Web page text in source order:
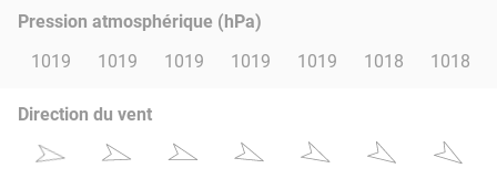
Pression atmosphérique (hPa)
1019
1019 1019 1019 1019 1018 1018
Direction du vent